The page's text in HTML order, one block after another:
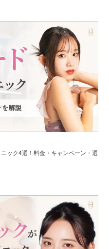
ック4選！料金・キャンペーン・選